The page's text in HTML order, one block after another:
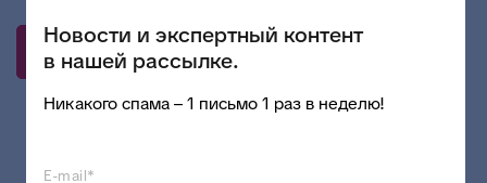
УЗНАТЬ ПРОГРАММУ И
ЗАРЕГИСТРИРОВАТЬСЯ
Новости и экспертный контент
в нашей рассылке.
Никакого спама – 1 письмо 1 раз в неделю!
E-mail*